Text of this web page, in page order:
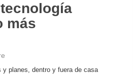
más
y planes, dentro y fuera de casa